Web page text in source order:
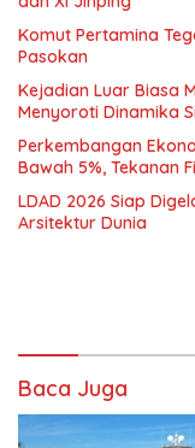
Komut Pertamina
Pasokan
Kejadian Luar Biasa
Menyoroti Dinamika
Perkembangan
Bawah 5%, Tekanan
LDAD 2026 Siap
Arsitektur Dunia
Baca Juga